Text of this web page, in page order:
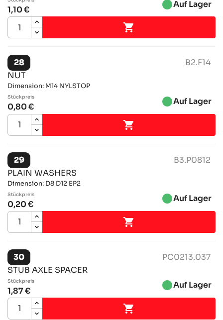
1,10 € brightness_1Auf Lager

28
B2.F14
NUT
Dimension: M14 NYLSTOP
Stückpreis
0,80 € brightness_1Auf Lager

29
B3.P0812
PLAIN WASHERS
Dimension: D8 D12 EP2
Stückpreis
0,20 € brightness_1Auf Lager

30
PC0213.037
STUB AXLE SPACER
Stückpreis
1,87 € brightness_1Auf Lager
